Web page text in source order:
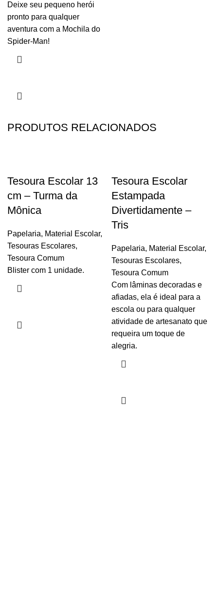
Deixe seu pequeno herói
pronto para qualquer
aventura com a Mochila do
Spider-Man!
PRODUTOS RELACIONADOS
Tesoura Escolar 13
cm – Turma da
Mônica
Papelaria, Material Escolar,
Tesouras Escolares,
Tesoura Comum
Blister com 1 unidade.
Tesoura Escolar
Estampada
Divertidamente –
Tris
Papelaria, Material Escolar,
Tesouras Escolares,
Tesoura Comum
Com lâminas decoradas e
afiadas, ela é ideal para a
escola ou para qualquer
atividade de artesanato que
requeira um toque de
alegria.